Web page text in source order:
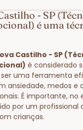
- SP
é uma
Castilho - SP
é considerado
uma ferramenta
ansiedade, medos e
É importante, no
por um profissional
crianças.